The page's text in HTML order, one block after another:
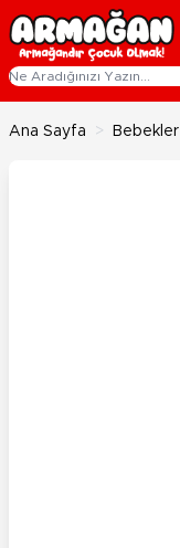
İçeriğe geç
Ana Sayfa > Bebekler